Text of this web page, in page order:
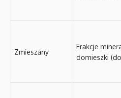
Zmieszany
Frakcje
domieszki